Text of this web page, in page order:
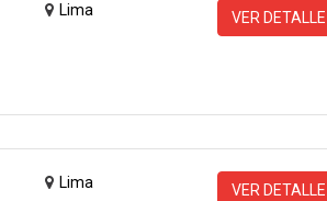
Lima VER DETALLE
Lima VER DETALLE